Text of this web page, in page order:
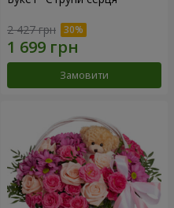
2 427 грн
Замовити